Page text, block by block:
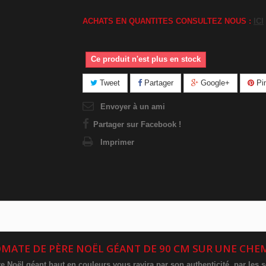
ACHATS EN QUANTITES CONSULTEZ NOUS : ICI
Ce produit n'est plus en stock
Tweet Partager Google+
Envoyer à un ami
Partager sur Facebook !
Imprimer
DE PÈRE NOËL GÉANT DE 90 CM SUR UNE